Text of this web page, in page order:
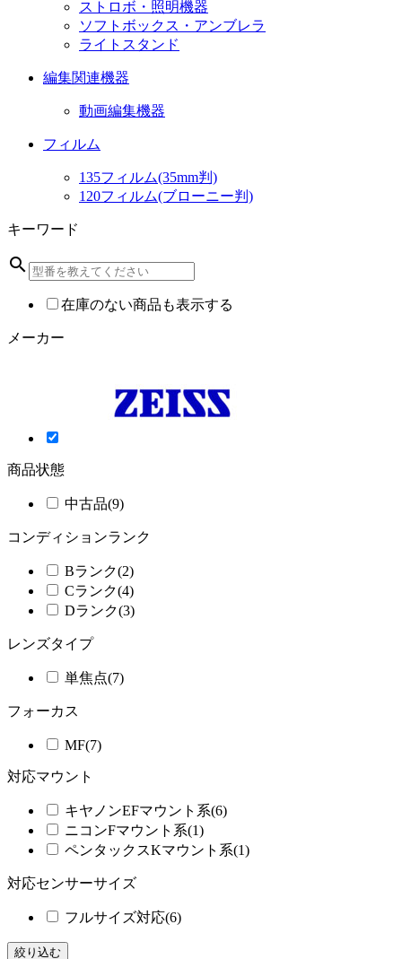
ストロボ・照明機器
ソフトボックス・アンブレラ
ライトスタンド
編集関連機器
動画編集機器
フィルム
135フィルム(35mm判)
120フィルム(ブローニー判)
キーワード
search
在庫のない商品も表示する
メーカー
商品状態
中古品(9)
コンディションランク
Bランク(2)
Cランク(4)
Dランク(3)
レンズタイプ
単焦点(7)
フォーカス
MF(7)
対応マウント
キヤノンEFマウント系(6)
ニコンFマウント系(1)
ペンタックスKマウント系(1)
対応センサーサイズ
フルサイズ対応(6)
絞り込む